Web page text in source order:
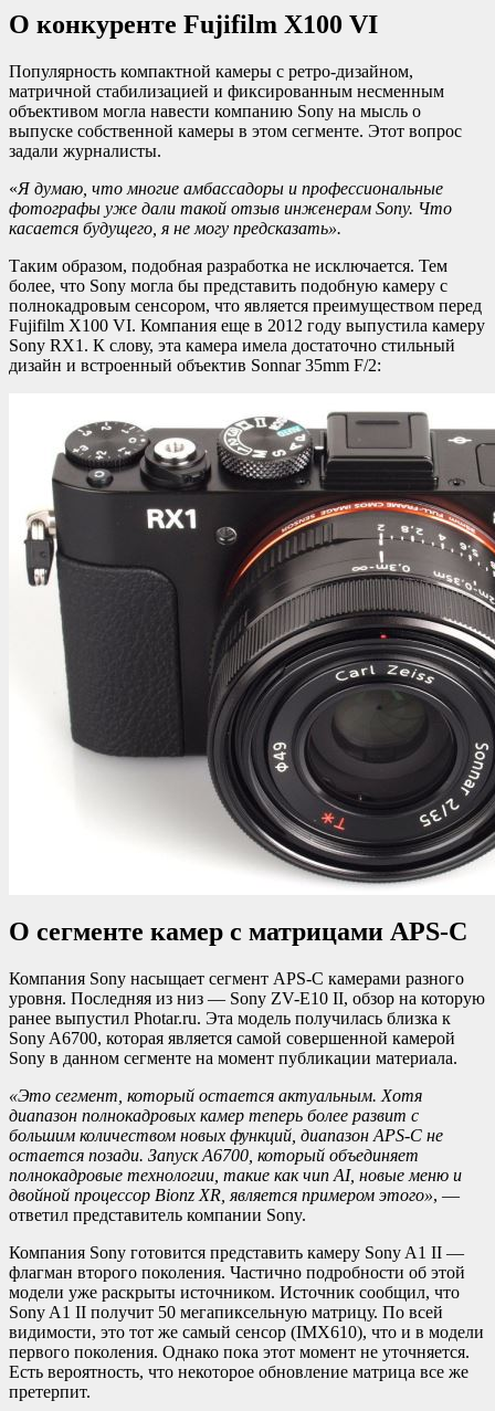
О конкуренте Fujifilm X100 VI
Популярность компактной камеры с ретро-дизайном,
матричной стабилизацией и фиксированным несменным
объективом могла навести компанию Sony на мысль о
выпуске собственной камеры в этом сегменте. Этот вопрос
задали журналисты.
«Я думаю, что многие амбассадоры и профессиональные
фотографы уже дали такой отзыв инженерам Sony. Что
касается будущего, я не могу предсказать».
Таким образом, подобная разработка не исключается. Тем
более, что Sony могла бы представить подобную камеру с
полнокадровым сенсором, что является преимуществом перед
Fujifilm X100 VI. Компания еще в 2012 году выпустила камеру
Sony RX1. К слову, эта камера имела достаточно стильный
дизайн и встроенный объектив Sonnar 35mm F/2:
О сегменте камер с матрицами APS-C
Компания Sony насыщает сегмент APS-C камерами разного
уровня. Последняя из низ — Sony ZV-E10 II, обзор на которую
ранее выпустил Photar.ru. Эта модель получилась близка к
Sony A6700, которая является самой совершенной камерой
Sony в данном сегменте на момент публикации материала.
«Это сегмент, который остается актуальным. Хотя
диапазон полнокадровых камер теперь более развит с
большим количеством новых функций, диапазон APS-C не
остается позади. Запуск A6700, который объединяет
полнокадровые технологии, такие как чип AI, новые меню и
двойной процессор Bionz XR, является примером этого», —
ответил представитель компании Sony.
Компания Sony готовится представить камеру Sony A1 II —
флагман второго поколения. Частично подробности об этой
модели уже раскрыты источником. Источник сообщил, что
Sony A1 II получит 50 мегапиксельную матрицу. По всей
видимости, это тот же самый сенсор (IMX610), что и в модели
первого поколения. Однако пока этот момент не уточняется.
Есть вероятность, что некоторое обновление матрица все же
претерпит.